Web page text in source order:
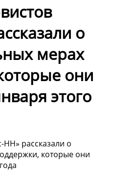
о
мерах
они
этого
НН» рассказали о
которые они